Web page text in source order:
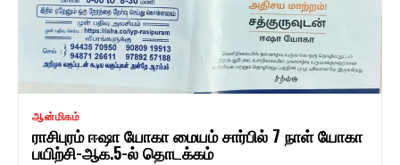
ஆன்மிகம்
ராசிபுரம் ஈஷா யோகா மையம் சார்பில் 7 நாள் யோகா
பயிற்சி-ஆக.5-ல் தொடக்கம்